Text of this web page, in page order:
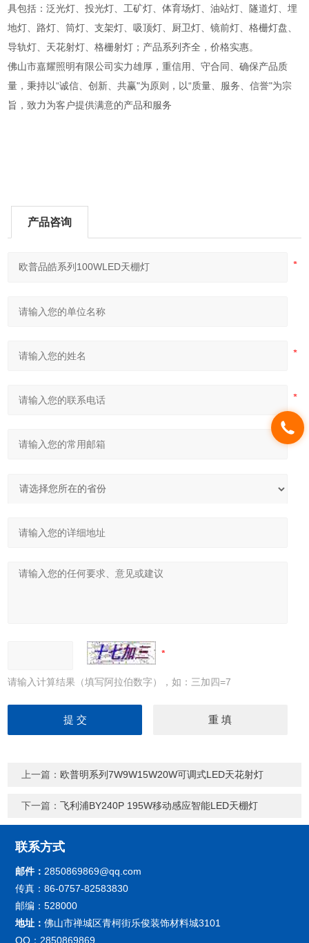
具包括：泛光灯、投光灯、工矿灯、体育场灯、油站灯、隧道灯、埋
地灯、路灯、筒灯、支架灯、吸顶灯、厨卫灯、镜前灯、格栅灯盘、
导轨灯、天花射灯、格栅射灯；产品系列齐全，价格实惠。
佛山市嘉耀照明有限公司实力雄厚，重信用、守合同、确保产品质
量，秉持以“诚信、创新、共赢"为原则，以“质量、服务、信誉"为宗
旨，致力为客户提供满意的产品和服务
产品咨询
请输入计算结果（填写阿拉伯数字），如：三加四=7
上一篇： 欧普明系列7W9W15W20W可调式LED天花射灯
下一篇：飞利浦BY240P 195W移动感应智能LED天棚灯
联系方式
邮件： 2850869869@qq.com
传真：86-0757-82583830
邮编：528000
地址：佛山市禅城区青柯街乐俊装饰材料城3101
QQ：2850869869